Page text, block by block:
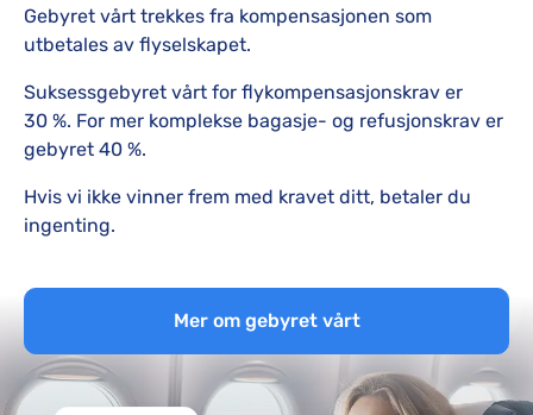
Gebyret vårt trekkes fra kompensasjonen som
utbetales av flyselskapet.
Suksessgebyret vårt for flykompensasjonskrav er
30 %. For mer komplekse bagasje- og refusjonskrav er
gebyret 40 %.
Hvis vi ikke vinner frem med kravet ditt, betaler du
ingenting.
Mer om gebyret vårt